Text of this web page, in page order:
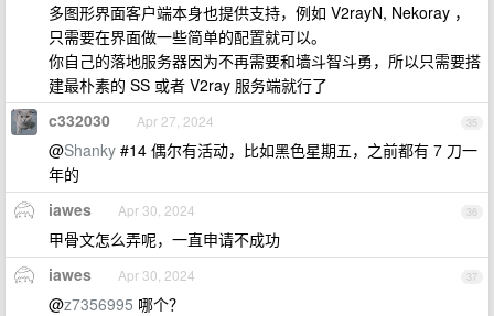
多图形界面客户端本身也提供支持，例如 V2rayN, Nekoray ，
只需要在界面做一些简单的配置就可以。
你自己的落地服务器因为不再需要和墙斗智斗勇，所以只需要搭
建最朴素的 SS 或者 V2ray 服务端就行了
35
c332030 Apr 27, 2024
@Shanky #14 偶尔有活动，比如黑色星期五，之前都有 7 刀一
年的
36
iawes Apr 30, 2024
甲骨文怎么弄呢，一直申请不成功
37
iawes Apr 30, 2024
@z7356995 哪个？